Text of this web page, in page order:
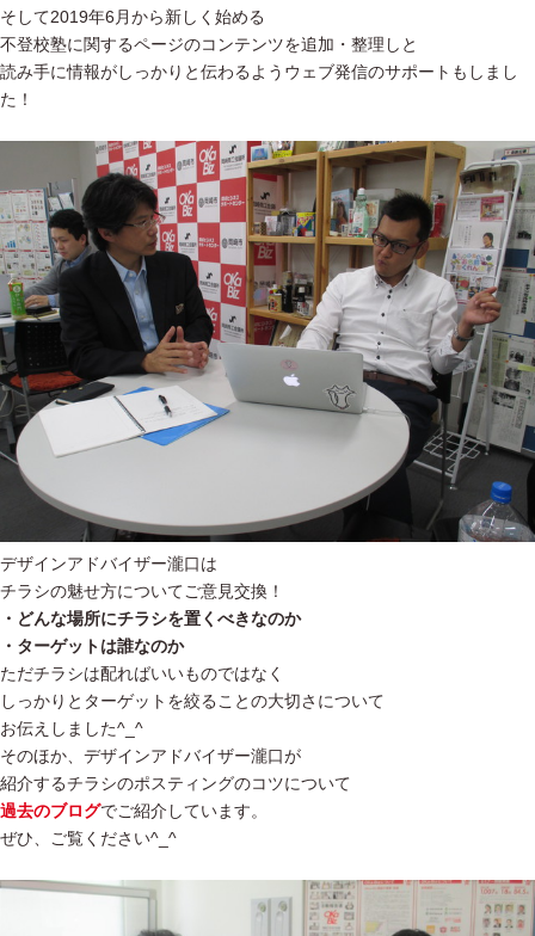
そして2019年6月から新しく始める
不登校塾に関するページのコンテンツを追加・整理しと
読み手に情報がしっかりと伝わるようウェブ発信のサポートもしまし
た！
デザインアドバイザー瀧口は
チラシの魅せ方についてご意見交換！
・どんな場所にチラシを置くべきなのか
・ターゲットは誰なのか
ただチラシは配ればいいものではなく
しっかりとターゲットを絞ることの大切さについて
お伝えしました^_^
そのほか、デザインアドバイザー瀧口が
紹介するチラシのポスティングのコツについて
過去のブログでご紹介しています。
ぜひ、ご覧ください^_^